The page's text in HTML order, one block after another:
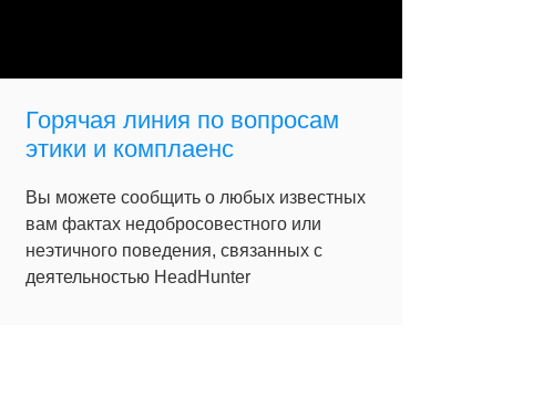
Горячая линия по вопросам
этики и комплаенс
Вы можете сообщить о любых известных
вам фактах недобросовестного или
неэтичного поведения, связанных с
деятельностью HeadHunter